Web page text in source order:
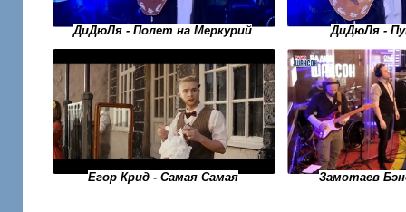
ДиДюЛя - Полет на Меркурий ДиДюЛя -
Егор Крид - Самая Самая Замотаев